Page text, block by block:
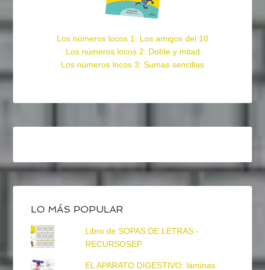
Los números locos 1: Los amigos del 10
Los números locos 2: Doble y mitad
Los números locos 3: Sumas sencillas
LO MÁS POPULAR
Libro de SOPAS DE LETRAS -
RECURSOSEP
EL APARATO DIGESTIVO: láminas